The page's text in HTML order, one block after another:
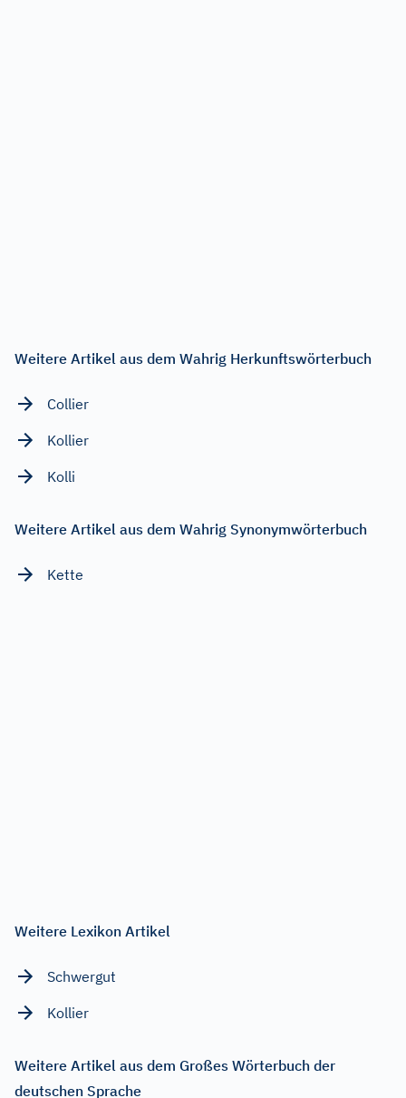
Weitere Artikel aus dem Wahrig Herkunftswörterbuch
Collier
Kollier
Kolli
Weitere Artikel aus dem Wahrig Synonymwörterbuch
Kette
Weitere Lexikon Artikel
Schwergut
Kollier
Weitere Artikel aus dem Großes Wörterbuch der
deutschen Sprache